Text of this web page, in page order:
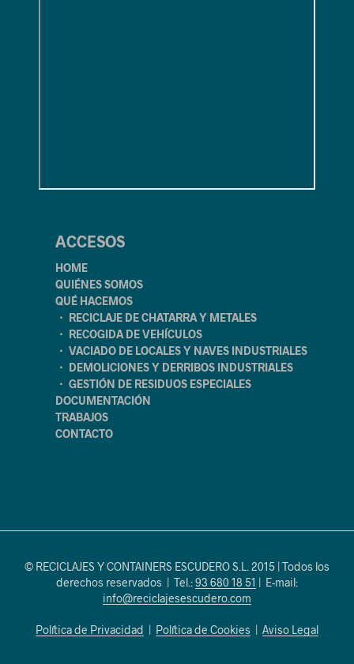
ACCESOS
HOME
QUIÉNES SOMOS
QUÉ HACEMOS
・ RECICLAJE DE CHATARRA Y METALES
・ RECOGIDA DE VEHÍCULOS
・ VACIADO DE LOCALES Y NAVES INDUSTRIALES
・ DEMOLICIONES Y DERRIBOS INDUSTRIALES
・ GESTIÓN DE RESIDUOS ESPECIALES
DOCUMENTACIÓN
TRABAJOS
CONTACTO
© RECICLAJES Y CONTAINERS ESCUDERO S.L. 2015 | Todos los
derechos reservados | Tel.:93 680 18 51 | E-mail:
info@reciclajesescudero.com
Política de Privacidad | Política de Cookies | Aviso Legal